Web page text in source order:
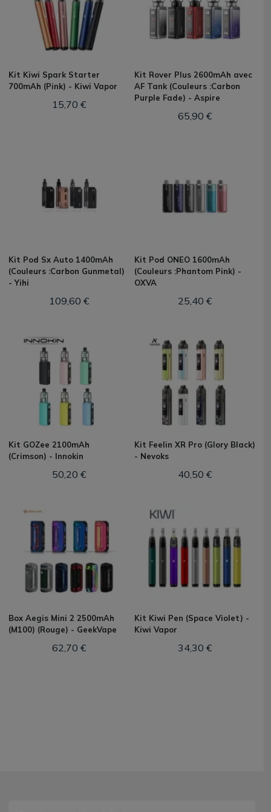
Kit Kiwi Spark Starter
700mAh (Pink) - Kiwi Vapor
15,70 €
Kit Rover Plus 2600mAh avec
AF Tank (Couleurs :Carbon
Purple Fade) - Aspire
65,90 €
Kit Pod Sx Auto 1400mAh
(Couleurs :Carbon Gunmetal)
- Yihi
109,60 €
Kit Pod ONEO 1600mAh
(Couleurs :Phantom Pink) -
OXVA
25,40 €
Kit GOZee 2100mAh
(Crimson) - Innokin
50,20 €
Kit Feelin XR Pro (Glory Black)
- Nevoks
40,50 €
Box Aegis Mini 2 2500mAh
(M100) (Rouge) - GeekVape
62,70 €
Kit Kiwi Pen (Space Violet) -
Kiwi Vapor
34,30 €